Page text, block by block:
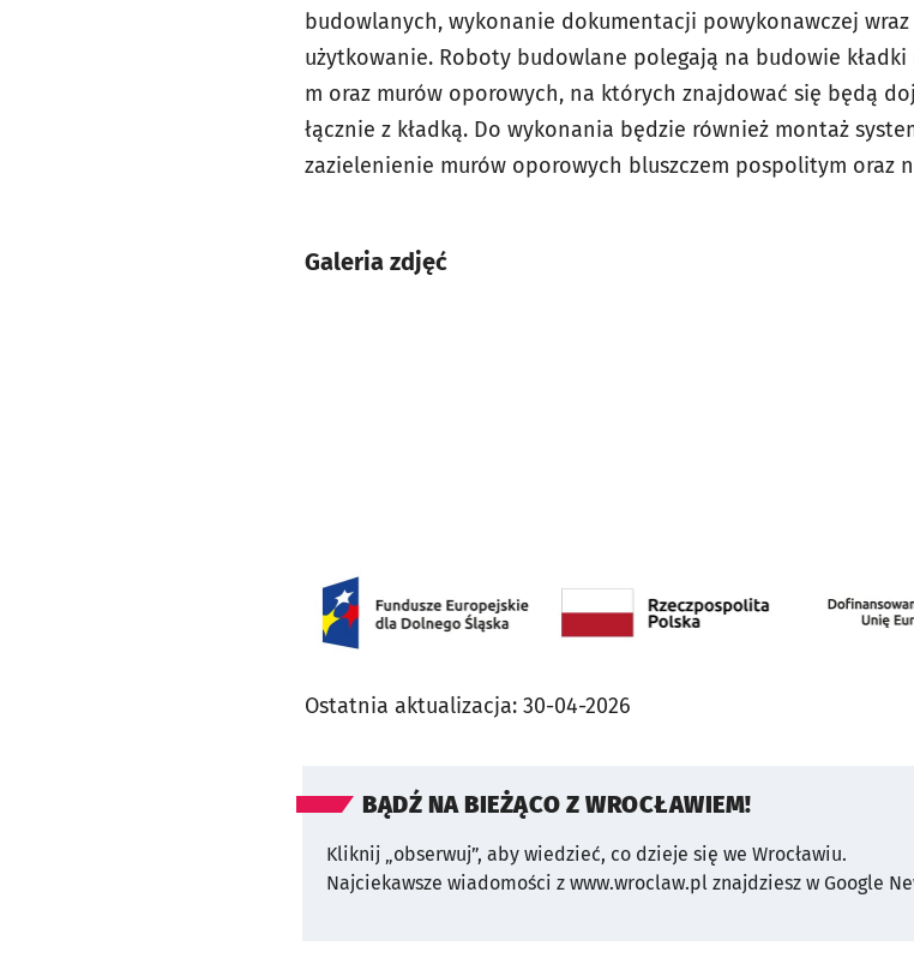
budowlanych, wykonanie dokumentacji powykonawczej
użytkowanie. Roboty budowlane polegają na budowie
m oraz murów oporowych, na których znajdować się będą
łącznie z kładką. Do wykonania będzie również montaż
zazielenienie murów oporowych bluszczem pospolitym oraz
Galeria zdjęć
Ostatnia aktualizacja: 30-04-2026
BĄDŹ NA BIEŻĄCO Z WROCŁAWIEM!
Kliknij „obserwuj”, aby wiedzieć, co dzieje się we Wrocławiu.
Najciekawsze wiadomości z www.wroclaw.pl znajdziesz w Google